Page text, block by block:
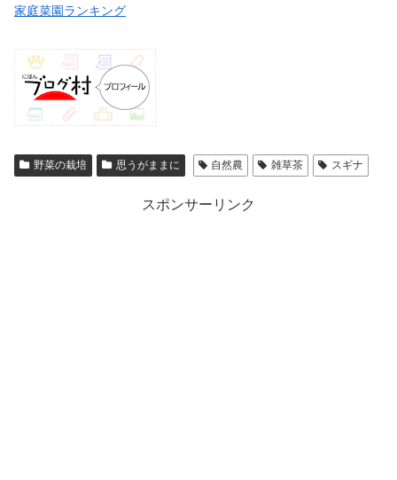
家庭菜園ランキング
野菜の栽培 思うがままに 自然農 雑草茶 スギナ
スポンサーリンク